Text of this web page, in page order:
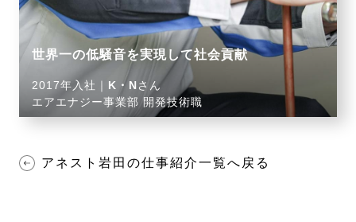
世界一の低騒音を実現して社会貢献
2017年入社｜ K・Nさん
エアエナジー事業部 開発技術職
アネスト岩田の仕事紹介一覧へ戻る